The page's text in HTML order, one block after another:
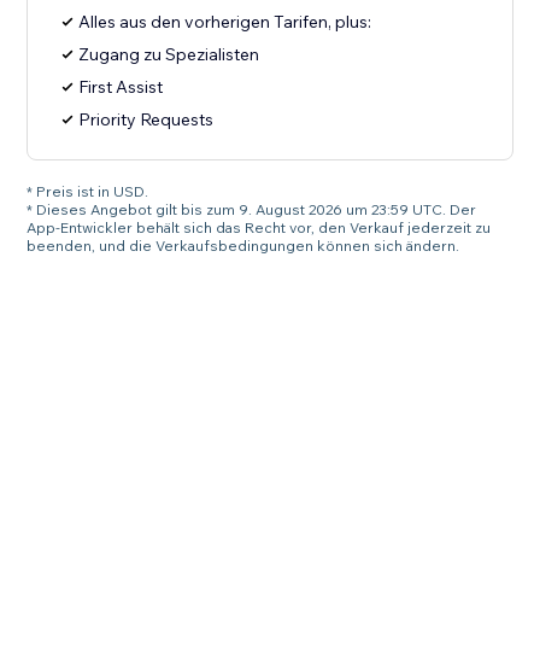
Alles aus den vorherigen Tarifen, plus:
Zugang zu Spezialisten
First Assist
Priority Requests
* Preis ist in USD.
* Dieses Angebot gilt bis zum 9. August 2026 um 23:59 UTC. Der
App-Entwickler behält sich das Recht vor, den Verkauf jederzeit zu
beenden, und die Verkaufsbedingungen können sich ändern.